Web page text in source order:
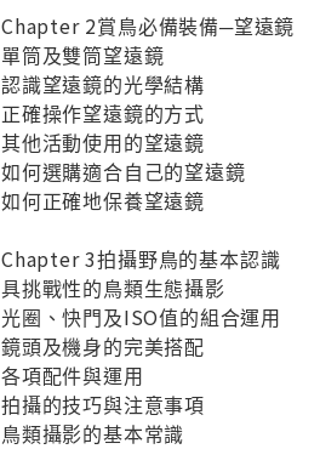
Chapter 2賞鳥必備裝備─望遠鏡
單筒及雙筒望遠鏡
認識望遠鏡的光學結構
正確操作望遠鏡的方式
其他活動使用的望遠鏡
如何選購適合自己的望遠鏡
如何正確地保養望遠鏡
Chapter 3拍攝野鳥的基本認識
具挑戰性的鳥類生態攝影
光圈、快門及ISO值的組合運用
鏡頭及機身的完美搭配
各項配件與運用
拍攝的技巧與注意事項
鳥類攝影的基本常識